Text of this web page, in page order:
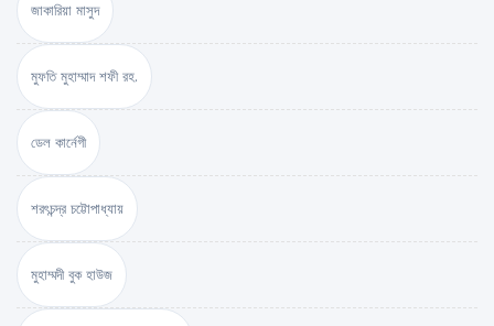
জাকারিয়া মাসুদ
মুফতি মুহাম্মাদ শফী রহ.
ডেল কার্নেগী
শরৎচন্দ্র চট্টোপাধ্যায়
মুহাম্মদী বুক হাউজ